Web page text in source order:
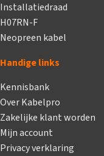
Installatiedraad
H07RN-F
Neopreen kabel
Handige links
Kennisbank
Over Kabelpro
Zakelijke klant worden
Mijn account
Privacy verklaring